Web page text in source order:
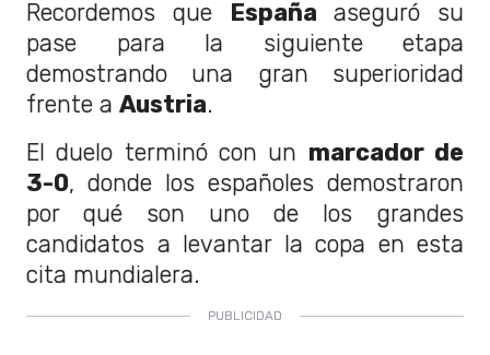
Recordemos que España aseguró su
pase para la siguiente etapa
demostrando una gran superioridad
frente a Austria.
El duelo terminó con un marcador de
3-0, donde los españoles demostraron
por qué son uno de los grandes
candidatos a levantar la copa en esta
cita mundialera.